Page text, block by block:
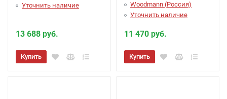
Уточнить наличие
13 688 руб.
Купить
Woodmann (Россия)
Уточнить наличие
11 470 руб.
Купить